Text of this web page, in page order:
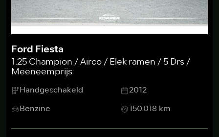
Ford Fiesta
1.25 Champion / Airco / Elek ramen / 5 Drs /
Meeneemprijs
Handgeschakeld
2012
Benzine
150.018 km